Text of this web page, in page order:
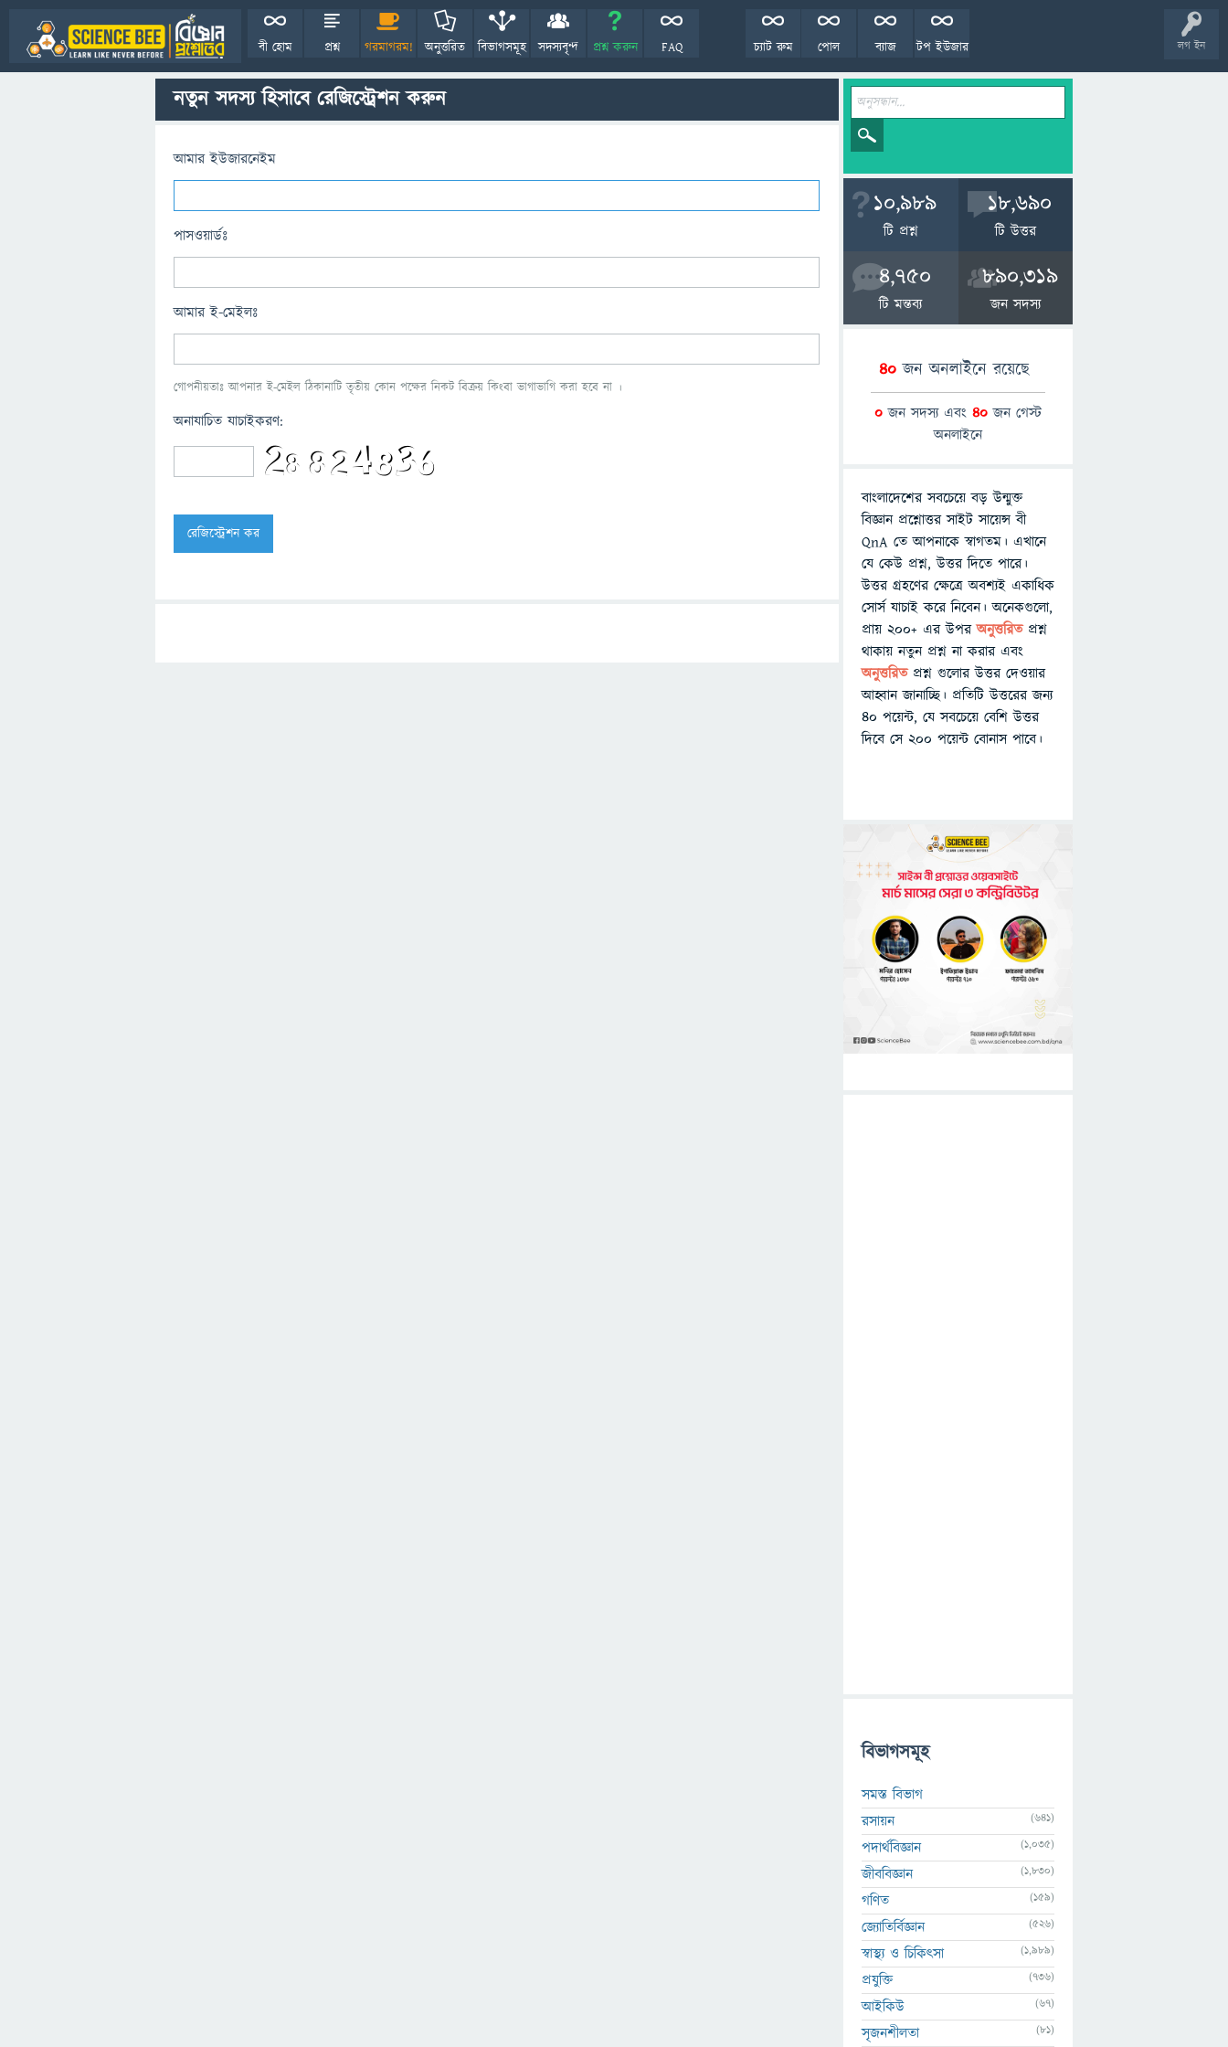
লগ ইন
বী হোম প্রশ্ন গরমাগরম! অনুত্তরিত বিভাগসমূহ সদস্যবৃন্দ প্রশ্ন করুন FAQ টপ ইউজার
ব্যাজ
পোল
চ্যাট রুম
নতুন সদস্য হিসাবে রেজিস্ট্রেশন করুন
আমার ইউজারনেইম
পাসওয়ার্ডঃ
আমার ই-মেইলঃ
গোপনীয়তাঃ আপনার ই-মেইল ঠিকানাটি তৃতীয় কোন পক্ষের নিকট বিক্রয় কিংবা ভাগাভাগি করা হবে না ।
অনাযাচিত যাচাইকরণ:
10,989
টি প্রশ্ন
18,690
টি উত্তর
4,750
টি মন্তব্য
890,319
জন সদস্য
40 জন অনলাইনে রয়েছে
0 জন সদস্য এবং 40 জন গেস্ট
অনলাইনে
বাংলাদেশের সবচেয়ে বড় উন্মুক্ত
বিজ্ঞান প্রশ্নোত্তর সাইট সায়েন্স বী
QnA তে আপনাকে স্বাগতম। এখানে
যে কেউ প্রশ্ন, উত্তর দিতে পারে।
উত্তর গ্রহণের ক্ষেত্রে অবশ্যই একাধিক
সোর্স যাচাই করে নিবেন। অনেকগুলো,
প্রায় ২০০+ এর উপরঅনুত্তরিতপ্রশ্ন
থাকায় নতুন প্রশ্ন না করার এবং
অনুত্তরিত প্রশ্ন গুলোর উত্তর দেওয়ার
আহ্বান জানাচ্ছি। প্রতিটি উত্তরের জন্য
৪০ পয়েন্ট, যে সবচেয়ে বেশি উত্তর
দিবে সে ২০০ পয়েন্ট বোনাস পাবে।
বিভাগসমূহ
সমস্ত বিভাগ
রসায়ন
(641)
পদার্থবিজ্ঞান (1,035)
জীববিজ্ঞান (1,830)
গণিত (159)
জ্যোতির্বিজ্ঞান (526)
স্বাস্থ্য ও চিকিৎসা (1,989)
প্রযুক্তি (736)
আইকিউ (67)
সৃজনশীলতা (81)